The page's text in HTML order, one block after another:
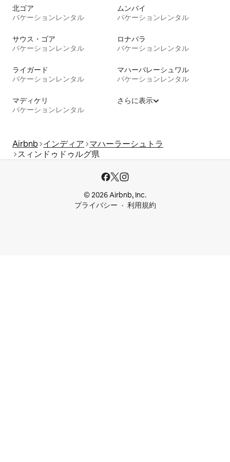
北ゴア
バケーションレンタル
ムンバイ
バケーションレンタル
サウス・ゴア
バケーションレンタル
ロナバラ
バケーションレンタル
ライガード
バケーションレンタル
マハーバレーシュワル
バケーションレンタル
マディケリ
バケーションレンタル
さらに表示
Airbnb インディア マハーラーシュトラ
スィンドゥドゥルグ県
© 2026 Airbnb, Inc.
プライバシー
利用規約